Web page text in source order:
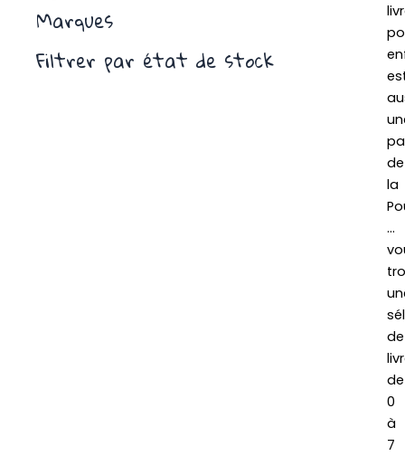
Marques
Filtrer par état de stock
de
la
…
de
de
0
à
7